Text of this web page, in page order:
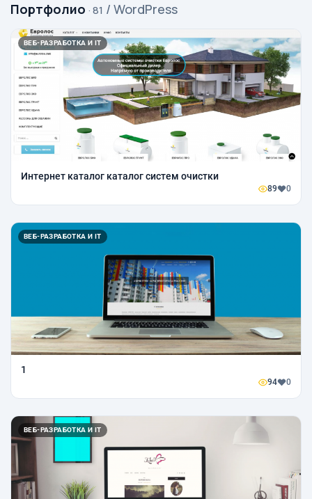
Портфолио · 81 / WordPress
ВЕБ-РАЗРАБОТКА И IT
Интернет каталог каталог систем очистки
89 0
ВЕБ-РАЗРАБОТКА И IT
1
94 0
ВЕБ-РАЗРАБОТКА И IT